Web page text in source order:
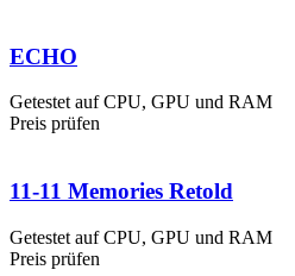
ECHO
Getestet auf CPU, GPU und RAM
Preis prüfen
11-11 Memories Retold
Getestet auf CPU, GPU und RAM
Preis prüfen